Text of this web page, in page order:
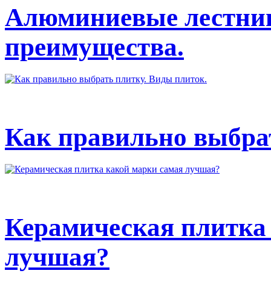
Алюминиевые
преимущества.
Как правильно
Керамическая
лучшая?